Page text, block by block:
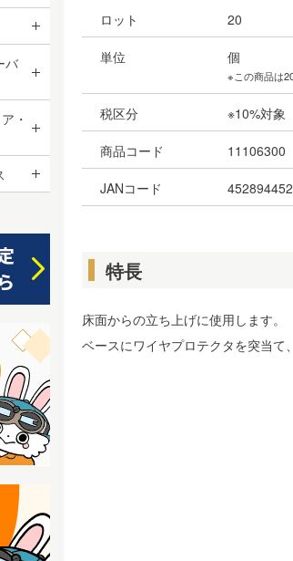
ロット 20
単位 個
※この商品は
税区分 ※10%対象
商品コード 11106300
JANコード
特長
床面からの立ち上げに使用します。
ベースにワイヤプロテクタを突当て
バ
・